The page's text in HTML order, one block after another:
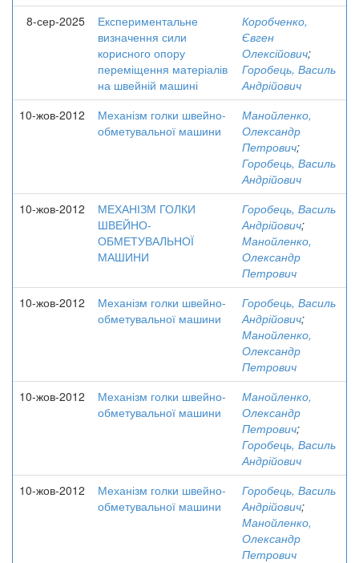
8-сер-2025
Експериментальне
визначення сили
корисного опору
переміщення матеріалів
на швейній машині
Коробченко,
Євген
Олексійович;
Горобець, Василь
Андрійович
10-жов-2012
Механізм голки швейно-
обметувальної машини
Манойленко,
Олександр
Петрович;
Горобець, Василь
Андрійович
10-жов-2012
МЕХАНІЗМ ГОЛКИ
ШВЕЙНО-
ОБМЕТУВАЛЬНОЇ
МАШИНИ
Горобець, Василь
Андрійович;
Манойленко,
Олександр
Петрович
10-жов-2012
Механізм голки швейно-
обметувальної машини
Горобець, Василь
Андрійович;
Манойленко,
Олександр
Петрович
10-жов-2012
Механізм голки швейно-
обметувальної машини
Манойленко,
Олександр
Петрович;
Горобець, Василь
Андрійович
10-жов-2012
Механізм голки швейно-
обметувальної машини
Горобець, Василь
Андрійович;
Манойленко,
Олександр
Петрович